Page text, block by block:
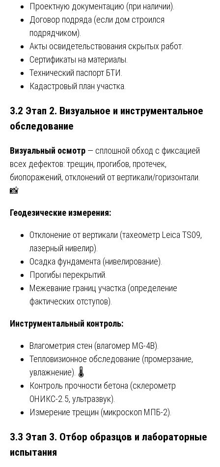
Проектную документацию (при наличии).
Договор подряда (если дом строился
подрядчиком).
Акты освидетельствования скрытых работ.
Сертификаты на материалы.
Технический паспорт БТИ.
Кадастровый план участка.
3.2 Этап 2. Визуальное и инструментальное
обследование
Визуальный осмотр — сплошной обход с фиксацией
всех дефектов: трещин, прогибов, протечек,
биопоражений, отклонений от вертикали/горизонтали.
📸
Геодезические измерения:
Отклонение от вертикали (тахеометр Leica TS09,
лазерный нивелир).
Осадка фундамента (нивелирование).
Прогибы перекрытий.
Межевание границ участка (определение
фактических отступов).
Инструментальный контроль:
Влагометрия стен (влагомер MG-4B).
Тепловизионное обследование (промерзание,
увлажнение). 🌡️
Контроль прочности бетона (склерометр
ОНИКС-2.5, ультразвук).
Измерение трещин (микроскоп МПБ-2).
3.3 Этап 3. Отбор образцов и лабораторные
испытания